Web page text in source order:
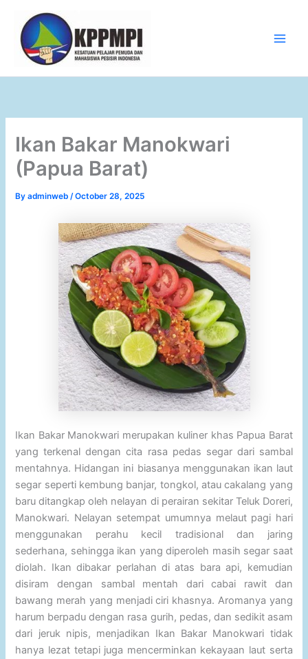
content
Ikan Bakar Manokwari
(Papua Barat)
Byadminweb/October 28, 2025
Ikan Bakar Manokwari merupakan kuliner khas Papua Barat
yang terkenal dengan cita rasa pedas segar dari sambal
mentahnya. Hidangan ini biasanya menggunakan ikan laut
segar seperti kembung banjar, tongkol, atau cakalang yang
baru ditangkap oleh nelayan di perairan sekitar Teluk Doreri,
Manokwari. Nelayan setempat umumnya melaut pagi hari
menggunakan perahu kecil tradisional dan jaring
sederhana, sehingga ikan yang diperoleh masih segar saat
diolah. Ikan dibakar perlahan di atas bara api, kemudian
disiram dengan sambal mentah dari cabai rawit dan
bawang merah yang menjadi ciri khasnya. Aromanya yang
harum berpadu dengan rasa gurih, pedas, dan sedikit asam
dari jeruk nipis, menjadikan Ikan Bakar Manokwari tidak
hanya lezat tetapi juga mencerminkan kekayaan laut serta